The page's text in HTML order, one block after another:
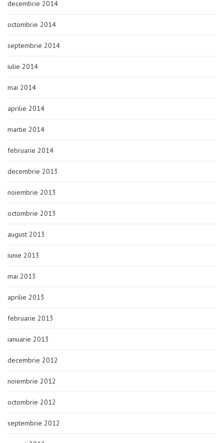
decembrie 2014
octombrie 2014
septembrie 2014
iulie 2014
mai 2014
aprilie 2014
martie 2014
februarie 2014
decembrie 2013
noiembrie 2013
octombrie 2013
august 2013
iunie 2013
mai 2013
aprilie 2013
februarie 2013
ianuarie 2013
decembrie 2012
noiembrie 2012
octombrie 2012
septembrie 2012